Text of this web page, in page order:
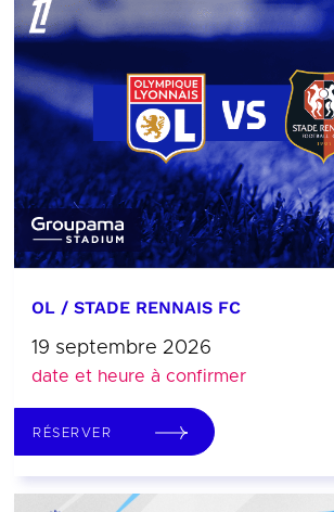
OL / STADE RENNAIS FC
19 septembre 2026
date et heure à confirmer
RÉSERVER